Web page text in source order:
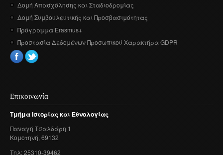
Δομή Απασχόλησης και Σταδιοδρομίας
Δομή Συμβουλευτικής και Προσβασιμότητας
Πρόγραμμα Erasmus+
Προστασία Δεδομένων Προσωπικού Χαρακτήρα GDPR
Επικοινωνία
ΤμήμαΙστορίαςκαι Εθνολογίας
Παναγή Τσαλδάρη 1
Κομοτηνή, 69132
Τηλ: 25310-39462